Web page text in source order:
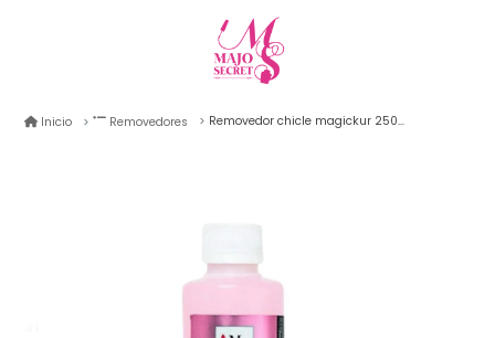
Inicio Removedores Removedor chicle magickur 250ml